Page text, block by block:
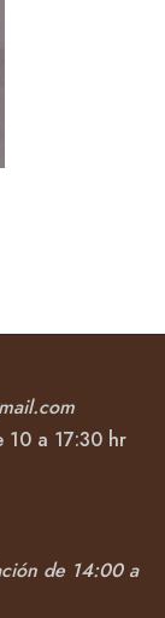
10 a 17:30 hr
de 14:00 a